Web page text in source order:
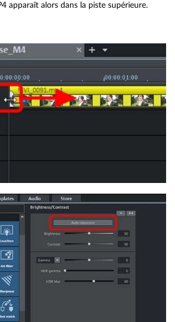
apparaît alors dans la piste supérieure.